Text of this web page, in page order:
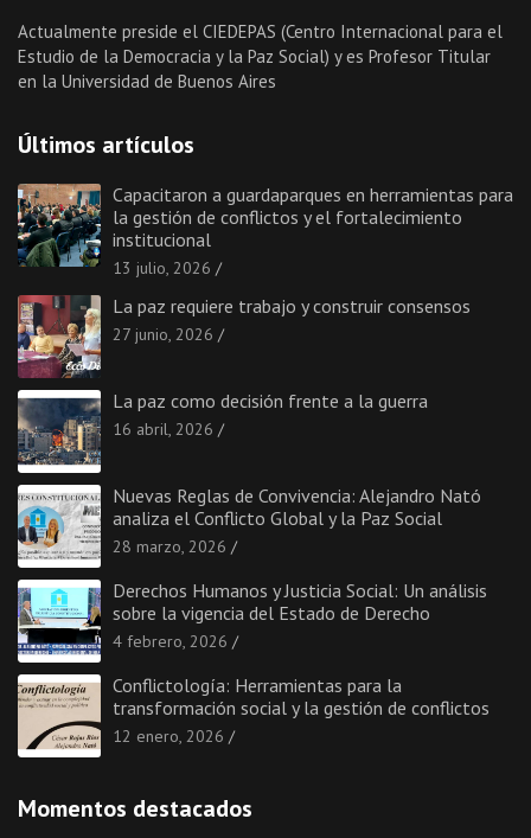
Actualmente preside el CIEDEPAS (Centro Internacional para el
Estudio de la Democracia y la Paz Social) y es Profesor Titular
en la Universidad de Buenos Aires
Últimos artículos
Capacitaron a guardaparques en herramientas para
la gestión de conflictos y el fortalecimiento
institucional
13 julio, 2026
La paz requiere trabajo y construir consensos
27 junio, 2026
La paz como decisión frente a la guerra
16 abril, 2026
Nuevas Reglas de Convivencia: Alejandro Nató
analiza el Conflicto Global y la Paz Social
28 marzo, 2026
Derechos Humanos y Justicia Social: Un análisis
sobre la vigencia del Estado de Derecho
4 febrero, 2026
Conflictología: Herramientas para la
transformación social y la gestión de conflictos
12 enero, 2026
Momentos destacados